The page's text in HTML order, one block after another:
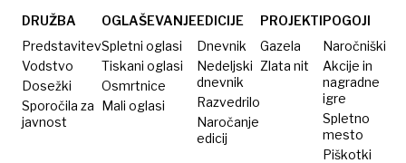
DRUŽBA
Predstavitev
Vodstvo
Dosežki
Sporočila za
javnost
OGLAŠEVANJE
Spletni oglasi
Tiskani oglasi
Osmrtnice
Mali oglasi
EDICIJE
Dnevnik
Nedeljski
dnevnik
Razvedrilo
Naročanje
edicij
PROJEKTI
Gazela
Zlata nit
POGOJI
Naročniški
Akcije in
nagradne
igre
Spletno
mesto
Piškotki